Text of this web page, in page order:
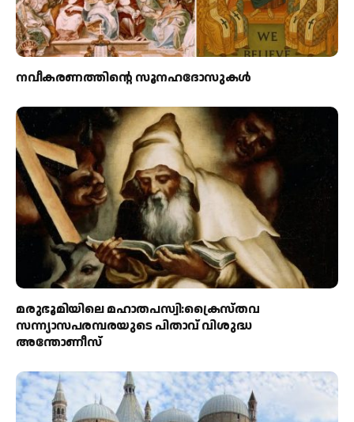
നവീകരണത്തിന്റെ സൂനഹദോസുകള്‍
മരുഭൂമിയിലെ മഹാതപസ്വി:ക്രൈസ്തവ
സന്ന്യാസപരമ്പരയുടെ പിതാവ് വിശുദ്ധ
അന്തോണീസ്